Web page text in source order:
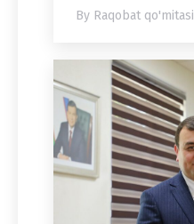
By Raqobat qo'mitasi